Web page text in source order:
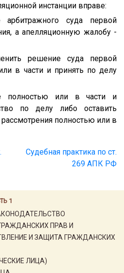
1
ПРАВ И
И ЗАЩИТА ГРАЖДАНСКИХ
ЛИЦА)
инстанции вправе:
суда первой
а апелляционную жалобу -
решение суда первой
в части и принять по делу
полностью или в части и
по делу либо оставить
полностью или в
Судебная практика по ст.
269 АПК РФ